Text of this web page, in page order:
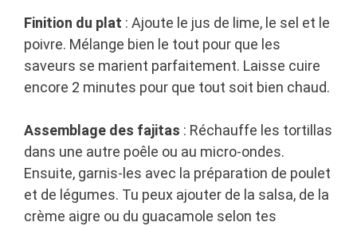
Finition du plat : Ajoute le jus de lime, le sel et le
poivre. Mélange bien le tout pour que les
saveurs se marient parfaitement. Laisse cuire
encore 2 minutes pour que tout soit bien chaud.
Assemblage des fajitas : Réchauffe les tortillas
dans une autre poêle ou au micro-ondes.
Ensuite, garnis-les avec la préparation de poulet
et de légumes. Tu peux ajouter de la salsa, de la
crème aigre ou du guacamole selon tes